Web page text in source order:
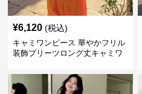
¥6,120 (税込)
キャミワンピース 華やかフリル
装飾プリーツロング丈キャミワ